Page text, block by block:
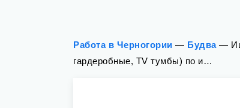
Работа в Черногории — Будва—
гардеробные, ТV тумбы) по и…